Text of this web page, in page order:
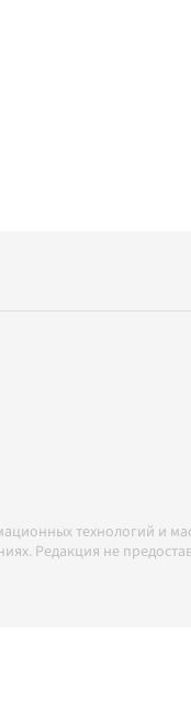
технологий и
Редакция не